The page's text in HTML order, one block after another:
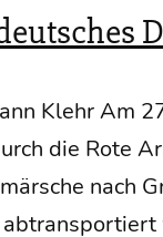
Klehr Am
die Rote
nach